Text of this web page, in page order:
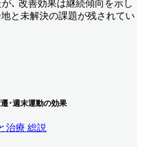
､ 改善効果は継続傾向を示し
と未解決の課題が残されてい
･週末運動の効果
治療 総説